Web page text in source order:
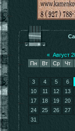
« Август
Пн
Вт Ср Чт
3
4 5 6
10
11 12 13
17
18 19 20
24
25 26 27
31